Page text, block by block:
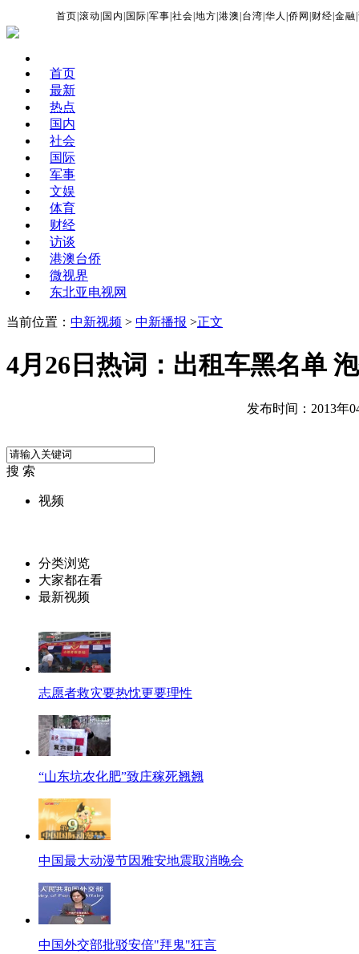
首页 |滚动 国内 国际 |军事 |社会 |地方 |港澳 台湾 |华人 |侨网 财经 |金融 |
首页
最新
热点
国内
社会
国际
军事
文娱
体育
财经
访谈
港澳台侨
微视界
东北亚电视网
当前位置： 中新视频 > 中新播报 >正文
4月26日热词：出租车黑名单
发布时间：2013年
搜 索
视频
分类浏览
大家都在看
最新视频
志愿者救灾要热忱更要理性
“山东坑农化肥”致庄稼死翘翘
中国最大动漫节因雅安地震取消晚会
中国外交部批驳安倍"拜鬼"狂言